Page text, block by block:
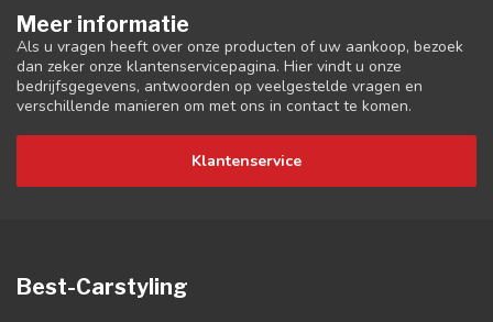
Meer informatie
Als u vragen heeft over onze producten of uw aankoop, bezoek
dan zeker onze klantenservicepagina. Hier vindt u onze
bedrijfsgegevens, antwoorden op veelgestelde vragen en
verschillende manieren om met ons in contact te komen.
Klantenservice
Best-Carstyling